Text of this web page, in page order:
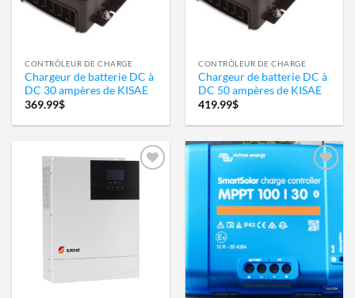
CONTRÔLEUR DE CHARGE
Chargeur de batterie DC à
DC 30 ampères de KISAE
369.99$
CONTRÔLEUR DE CHARGE
Chargeur de batterie DC à
DC 50 ampères de KISAE
419.99$
Ajouter
à la